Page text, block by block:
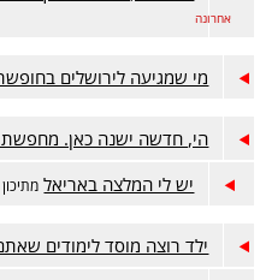
אחרונה
מי שמגיעה לירושלים
הי, חדשה ישנה כאן. מחפשת
יש לי המלצה באריאל
ילד רוצה מוסד לימודים